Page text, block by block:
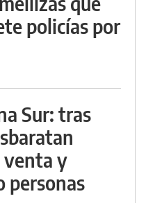
policías por
Sur: tras
venta y
personas